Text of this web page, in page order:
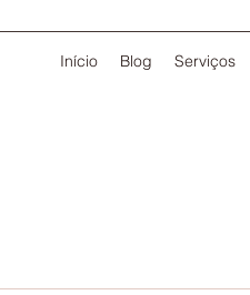
Início Blog Serviços